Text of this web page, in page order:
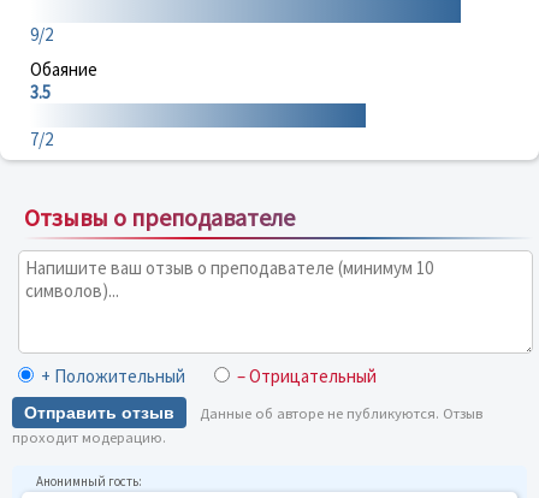
9/2
Обаяние
3.5
7/2
Отзывы о преподавателе
+ Положительный – Отрицательный
Отправить отзыв
Данные об авторе не публикуются. Отзыв
проходит модерацию.